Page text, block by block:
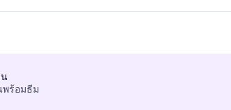
พร้อมธีม